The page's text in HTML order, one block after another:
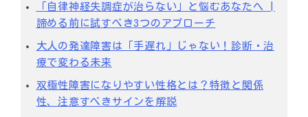
「自律神経失調症が治らない」と悩むあなたへ |
諦める前に試すべき3つのアプローチ
大人の発達障害は「手遅れ」じゃない！診断・治
療で変わる未来
双極性障害になりやすい性格とは？特徴と関係
性、注意すべきサインを解説